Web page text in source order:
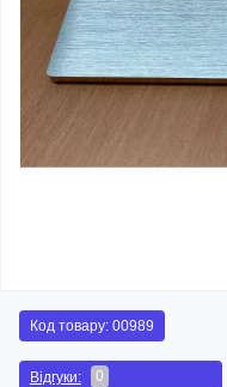
Код товару:00989
Відгуки: 0